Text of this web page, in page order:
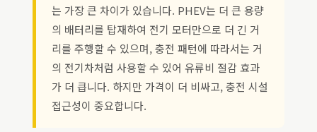
는 가장 큰 차이가 있습니다. PHEV는 더 큰 용량
의 배터리를 탑재하여 전기 모터만으로 더 긴 거
리를 주행할 수 있으며, 충전 패턴에 따라서는 거
의 전기차처럼 사용할 수 있어 유류비 절감 효과
가 더 큽니다. 하지만 가격이 더 비싸고, 충전 시설
접근성이 중요합니다.